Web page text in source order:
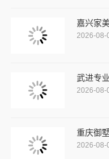
嘉兴家
2026-08-
武进专
2026-08-
重庆御
2026-08-